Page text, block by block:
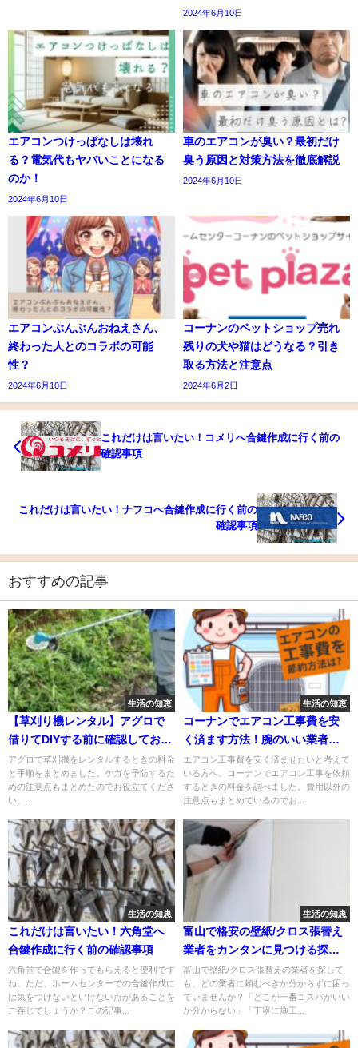
2024年6月10日
エアコンつけっぱなしは壊れ
る？電気代もヤバいことになる
のか！
2024年6月10日
車のエアコンが臭い？最初だけ
臭う原因と対策方法を徹底解説
2024年6月10日
エアコンぶんぶんおねえさん、
終わった人とのコラボの可能
性？
2024年6月10日
コーナンのペットショップ売れ
残りの犬や猫はどうなる？引き
取る方法と注意点
2024年6月2日
これだけは言いたい！コメリへ合鍵作成に行く前の
確認事項
これだけは言いたい！ナフコへ合鍵作成に行く前の
確認事項
おすすめの記事
生活の知恵
【草刈り機レンタル】アグロで
借りてDIYする前に確認しておく
べきリスク
アグロで草刈機をレンタルするときの料金
と手順をまとめました。ケガを予防するた
めの注意点もまとめたのでお役立てくださ
い。...
生活の知恵
コーナンでエアコン工事費を安
く済ます方法！腕のいい業者を
見つけるコツも紹介
エアコン工事費を安く済ませたいと考えて
いる方へ。コーナンでエアコン工事を依頼
するときの料金を調べました。費用以外の
注意点もまとめているのでお...
生活の知恵
これだけは言いたい！六角堂へ
合鍵作成に行く前の確認事項
六角堂で合鍵を作ってもらえると便利です
ね。ただ、ホームセンターでの合鍵作成に
は気をつけないといけない点があることを
ご存じでしょうか？この記事...
生活の知恵
富山で格安の壁紙/クロス張替え
業者をカンタンに見つける探し
方
富山で壁紙/クロス張替えの業者を探して
も、どの業者に頼むべきか分からずに困っ
ていませんか？「どこが一番コスパがいい
か分からない」「丁寧に施工...